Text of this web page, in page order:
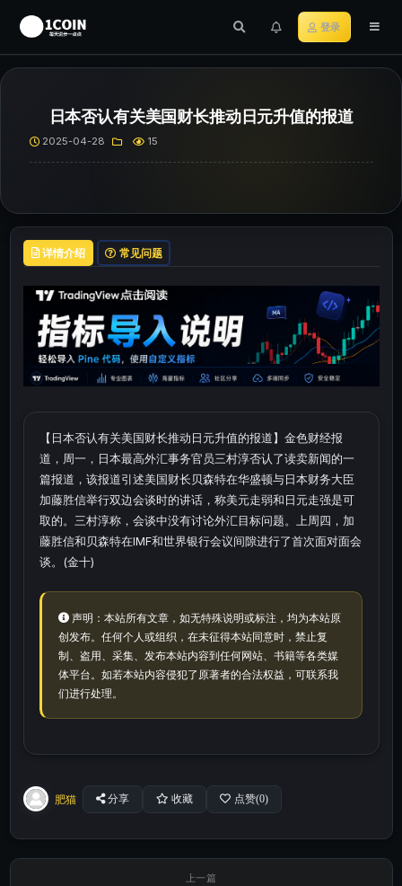
登录
日本否认有关美国财长推动日元升值的报道
2025-04-28 15
详情介绍 常见问题
【日本否认有关美国财长推动日元升值的报道】金色财经报
道，周一，日本最高外汇事务官员三村淳否认了读卖新闻的一
篇报道，该报道引述美国财长贝森特在华盛顿与日本财务大臣
加藤胜信举行双边会谈时的讲话，称美元走弱和日元走强是可
取的。三村淳称，会谈中没有讨论外汇目标问题。上周四，加
藤胜信和贝森特在IMF和世界银行会议间隙进行了首次面对面会
谈。(金十)
声明：本站所有文章，如无特殊说明或标注，均为本站原
创发布。任何个人或组织，在未征得本站同意时，禁止复
制、盗用、采集、发布本站内容到任何网站、书籍等各类媒
体平台。如若本站内容侵犯了原著者的合法权益，可联系我
们进行处理。
肥猫 分享 收藏 点赞(0)
上一篇